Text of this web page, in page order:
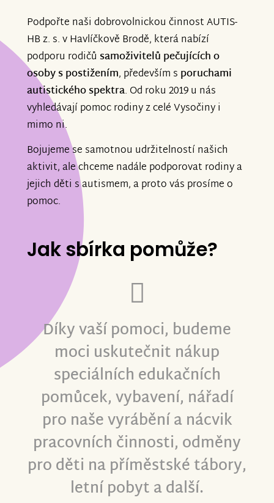
Podpořte naši dobrovolnickou činnost AUTIS-
HB z. s. v Havlíčkově Brodě, která nabízí
podporu rodičů samoživitelů pečujících o
osoby s postižením, především s poruchami
autistického spektra. Od roku 2019 u nás
vyhledávají pomoc rodiny z celé Vysočiny i
mimo ni.
Bojujeme se samotnou udržitelností našich
aktivit, ale chceme nadále podporovat rodiny a
jejich děti s autismem, a proto vás prosíme o
pomoc.
Jak sbírka pomůže?
Díky vaší pomoci, budeme
moci uskutečnit nákup
speciálních edukačních
pomůcek, vybavení, nářadí
pro naše vyrábění a nácvik
pracovních činnosti, odměny
pro děti na příměstské tábory,
letní pobyt a další.